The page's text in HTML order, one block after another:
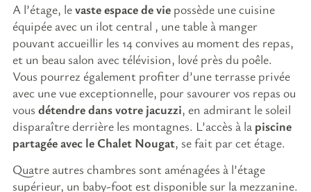
A l’étage, levaste espace de viepossède une cuisine
équipée avec un ilot central , une table à manger
pouvant accueillir les 14 convives au moment des repas,
et un beau salon avec télévision, lové près du poêle.
Vous pourrez également profiter d’une terrasse privée
avec une vue exceptionnelle, pour savourer vos repas ou
vous détendre dans votre jacuzzi, en admirant le soleil
disparaître derrière les montagnes. L’accès à la piscine
partagée avec le Chalet Nougat, se fait par cet étage.
Quatre autres chambres sont aménagées à l’étage
supérieur, un baby-foot est disponible sur la mezzanine.